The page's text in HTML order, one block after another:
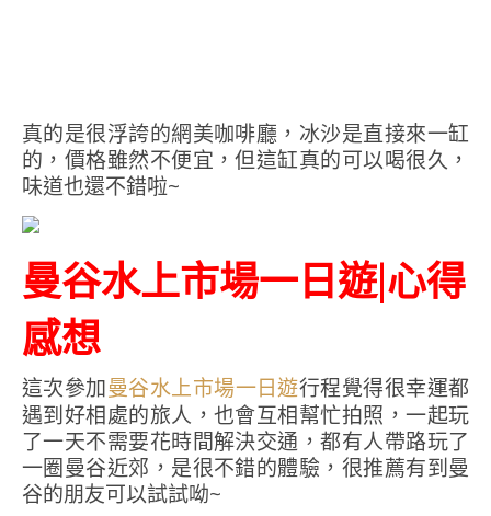
真的是很浮誇的網美咖啡廳，冰沙是直接來一缸
的，價格雖然不便宜，但這缸真的可以喝很久，
味道也還不錯啦~
曼谷水上市場一日遊|心得
感想
這次參加曼谷水上市場一日遊行程覺得很幸運都
遇到好相處的旅人，也會互相幫忙拍照，一起玩
了一天不需要花時間解決交通，都有人帶路玩了
一圈曼谷近郊，是很不錯的體驗，很推薦有到曼
谷的朋友可以試試呦~